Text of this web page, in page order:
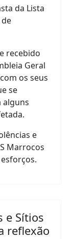
da Lista
recebido
Geral
os seus
se
alguns
e
Marrocos
e Sítios
reflexão